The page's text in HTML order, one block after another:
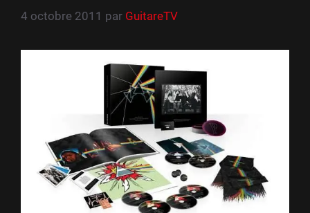
4 octobre 2011 par GuitareTV